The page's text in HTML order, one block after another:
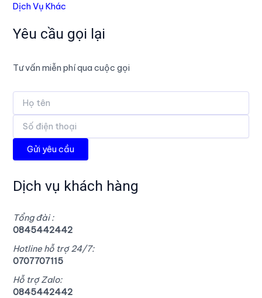
Dịch Vụ Khác
Yêu cầu gọi lại
Tư vấn miễn phí qua cuộc gọi
Dịch vụ khách hàng
Tổng đài :
0845442442
Hotline hỗ trợ 24/7:
0707707115
Hỗ trợ Zalo:
0845442442